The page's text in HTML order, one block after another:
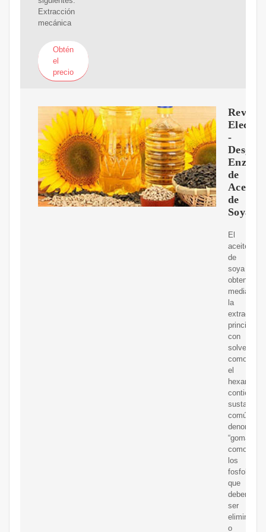
Extracción
mecánica
Obtén
el
precio
Revista
-
de
Aceite
de
Soya
El
aceite
de
soya
obtenido
mediante
la
extracción,
con
solventes
como
el
hexano,
contiene
sustancias
“gomas”,
como
los
que
deben
ser
eliminadas
o